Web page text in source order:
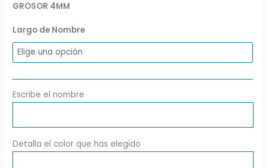
GROSOR 4MM
Largo de Nombre
Escribe el nombre
Detalla el color que has elegido